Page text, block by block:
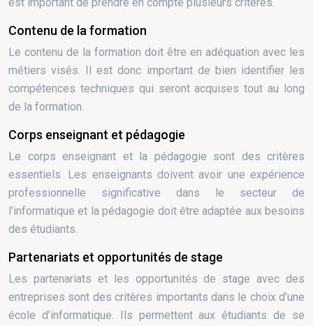
Contenu de la formation
Le contenu de la formation doit être en adéquation avec les
métiers visés. Il est donc important de bien identifier les
compétences techniques qui seront acquises tout au long
de la formation.
Corps enseignant et pédagogie
Le corps enseignant et la pédagogie sont des critères
essentiels. Les enseignants doivent avoir une expérience
professionnelle significative dans le secteur de
l’informatique et la pédagogie doit être adaptée aux besoins
des étudiants.
Partenariats et opportunités de stage
Les partenariats et les opportunités de stage avec des
entreprises sont des critères importants dans le choix d’une
école d’informatique. Ils permettent aux étudiants de se